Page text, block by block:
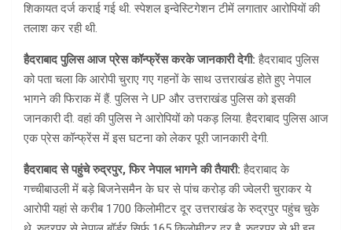
शिकायत दर्ज कराई गई थी. स्पेशल इन्वेस्टिगेशन टीमें लगातार आरोपियों की
तलाश कर रही थी.
हैदराबाद पुलिस आज प्रेस कॉन्फ्रेंस करके जानकारी देगी:हैदराबाद पुलिस
को पता चला कि आरोपी चुराए गए गहनों के साथ उत्तराखंड होते हुए नेपाल
भागने की फिराक में हैं. पुलिस ने UP और उत्तराखंड पुलिस को इसकी
जानकारी दी. वहां की पुलिस ने आरोपियों को पकड़ लिया. हैदराबाद पुलिस आज
एक प्रेस कॉन्फ्रेंस में इस घटना को लेकर पूरी जानकारी देगी.
हैदराबाद से पहुंचे रुद्रपुर, फिर नेपाल भागने की तैयारी:हैदराबाद के
गच्चीबाउली में बड़े बिजनेसमैन के घर से पांच करोड़ की ज्वेलरी चुराकर ये
आरोपी यहां से करीब 1700 किलोमीटर दूर उत्तराखंड के रुद्रपुर पहुंच चुके